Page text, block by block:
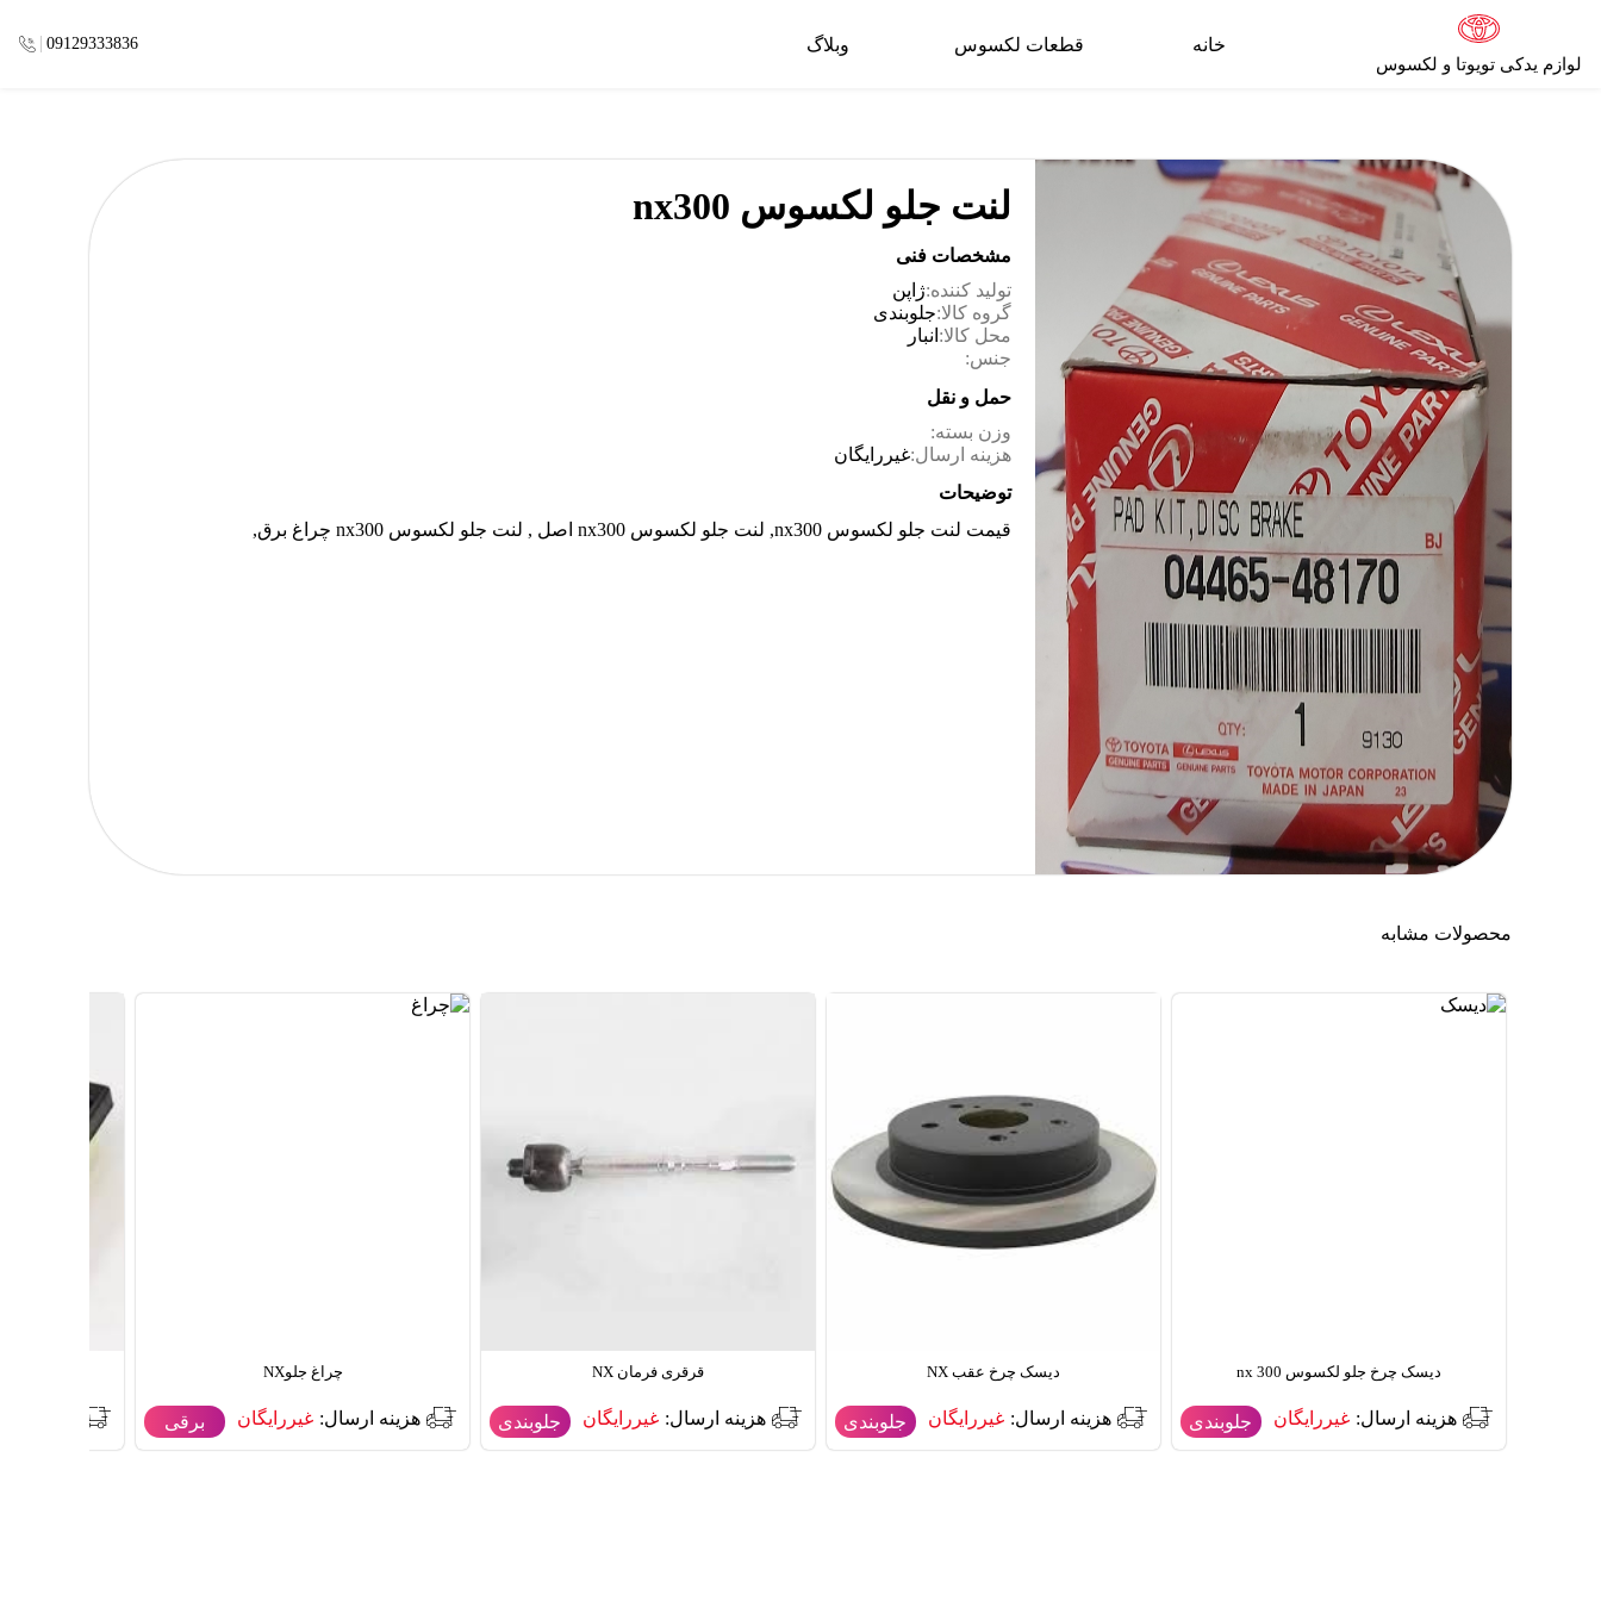
لوازم یدکی تویوتا و لکسوس
خانه قطعات لکسوس وبلاگ 09129333836
لنت جلو لکسوس nx300
مشخصات فنی
تولید کننده:ژاپن
گروه کالا:جلوبندی
محل کالا: انبار
جنس:
حمل و نقل
وزن بسته:
هزینه ارسال:غیررایگان
توضیحات
قیمت لنت جلو لکسوس nx300, لنت جلو لکسوس nx300 اصل , لنت جلو لکسوس nx300 چراغ برق,
محصولات مشابه
دیسک چرخ جلو لکسوس nx 300
هزینه ارسال: غیررایگان جلوبندی
دیسک چرخ عقب NX
هزینه ارسال: غیررایگان جلوبندی
قرقری فرمان NX
هزینه ارسال: غیررایگان جلوبندی
چراغ جلوNX
هزینه ارسال: غیررایگان برقی